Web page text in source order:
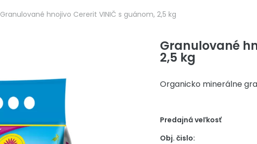
Granulované hnojivo Cererit VINIČ s guánom, 2,5 kg
Granulované
2,5 kg
Organicko minerálne
Predajná veľkosť
Obj. čislo: